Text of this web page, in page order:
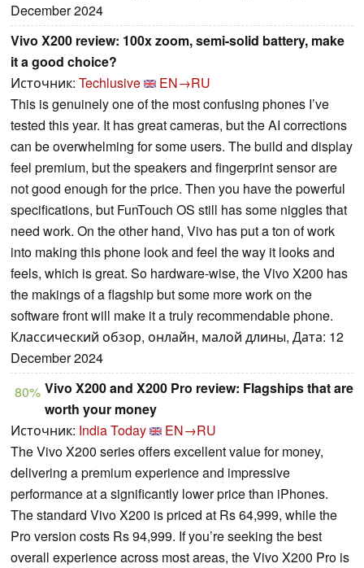
December 2024
Vivo X200 review: 100x zoom, semi-solid battery, make
it a good choice?
Источник: Techlusive
EN→RU
This is genuinely one of the most confusing phones I’ve
tested this year. It has great cameras, but the AI corrections
can be overwhelming for some users. The build and display
feel premium, but the speakers and fingerprint sensor are
not good enough for the price. Then you have the powerful
specifications, but FunTouch OS still has some niggles that
need work. On the other hand, Vivo has put a ton of work
into making this phone look and feel the way it looks and
feels, which is great. So hardware-wise, the Vivo X200 has
the makings of a flagship but some more work on the
software front will make it a truly recommendable phone.
Классический обзор, онлайн, малой длины, Дата: 12
December 2024
80% Vivo X200 and X200 Pro review: Flagships that are
worth your money
Источник: India Today
EN→RU
The Vivo X200 series offers excellent value for money,
delivering a premium experience and impressive
performance at a significantly lower price than iPhones.
The standard Vivo X200 is priced at Rs 64,999, while the
Pro version costs Rs 94,999. If you’re seeking the best
overall experience across most areas, the Vivo X200 Pro is